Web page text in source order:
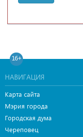
16+
НАВИГАЦИЯ
Карта сайта
Мэрия города
Городская дума
Череповец